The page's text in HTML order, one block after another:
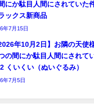
にか駄目人間にされていた
ックス新商品
年7月15日
年10月2日】お隣の天使
の間にか駄目人間にされて
くいくい（ぬいぐるみ）
年7月5日